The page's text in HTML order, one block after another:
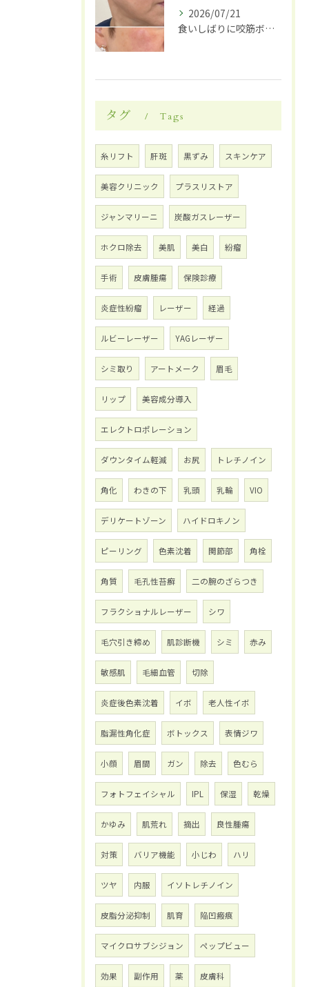
2026/07/21
食いしばりに咬筋ボトックス
タグ Tags
糸リフト 肝斑 黒ずみ スキンケア
美容クリニック プラスリストア
ジャンマリーニ 炭酸ガスレーザー
ホクロ除去 美肌 美白 紛瘤
手術 皮膚腫瘍 保険診療
炎症性紛瘤 レーザー 経過
ルビーレーザー YAGレーザー
シミ取り アートメーク 眉毛
リップ 美容成分導入
エレクトロポレーション
ダウンタイム軽減 お尻 トレチノイン
角化 わきの下 乳頭 乳輪 VIO
デリケートゾーン ハイドロキノン
ピーリング 色素沈着 関節部 角栓
角質 毛孔性苔癬 二の腕のざらつき
フラクショナルレーザー シワ
毛穴引き締め 肌診断機 シミ 赤み
敏感肌 毛細血管 切除
炎症後色素沈着 イボ 老人性イボ
脂漏性角化症 ボトックス 表情ジワ
小顔 眉間 ガン 除去 色むら
フォトフェイシャル IPL 保湿 乾燥
かゆみ 肌荒れ 摘出 良性腫瘍
対策 バリア機能 小じわ ハリ
ツヤ 内服 イソトレチノイン
皮脂分泌抑制 肌育 陥凹瘢痕
マイクロサブシジョン ペップビュー
効果 副作用 薬 皮膚科